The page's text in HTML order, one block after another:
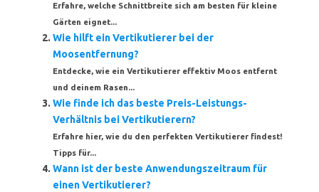
Erfahre, welche Schnittbreite sich am besten für kleine
Gärten eignet...
Wie hilft ein Vertikutierer bei der
Moosentfernung?
Entdecke, wie ein Vertikutierer effektiv Moos entfernt
und deinem Rasen...
Wie finde ich das beste Preis-Leistungs-
Verhältnis bei Vertikutierern?
Erfahre hier, wie du den perfekten Vertikutierer findest!
Tipps für...
Wann ist der beste Anwendungszeitraum für
einen Vertikutierer?